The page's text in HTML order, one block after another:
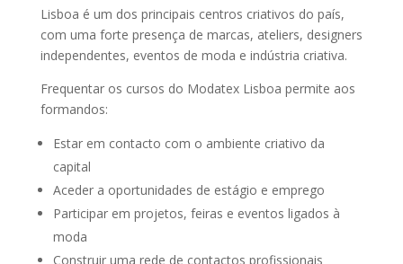
Lisboa é um dos principais centros criativos do país,
com uma forte presença de marcas, ateliers, designers
independentes, eventos de moda e indústria criativa.
Frequentar os cursos do Modatex Lisboa permite aos
formandos:
Estar em contacto com o ambiente criativo da
capital
Aceder a oportunidades de estágio e emprego
Participar em projetos, feiras e eventos ligados à
moda
Construir uma rede de contactos profissionais